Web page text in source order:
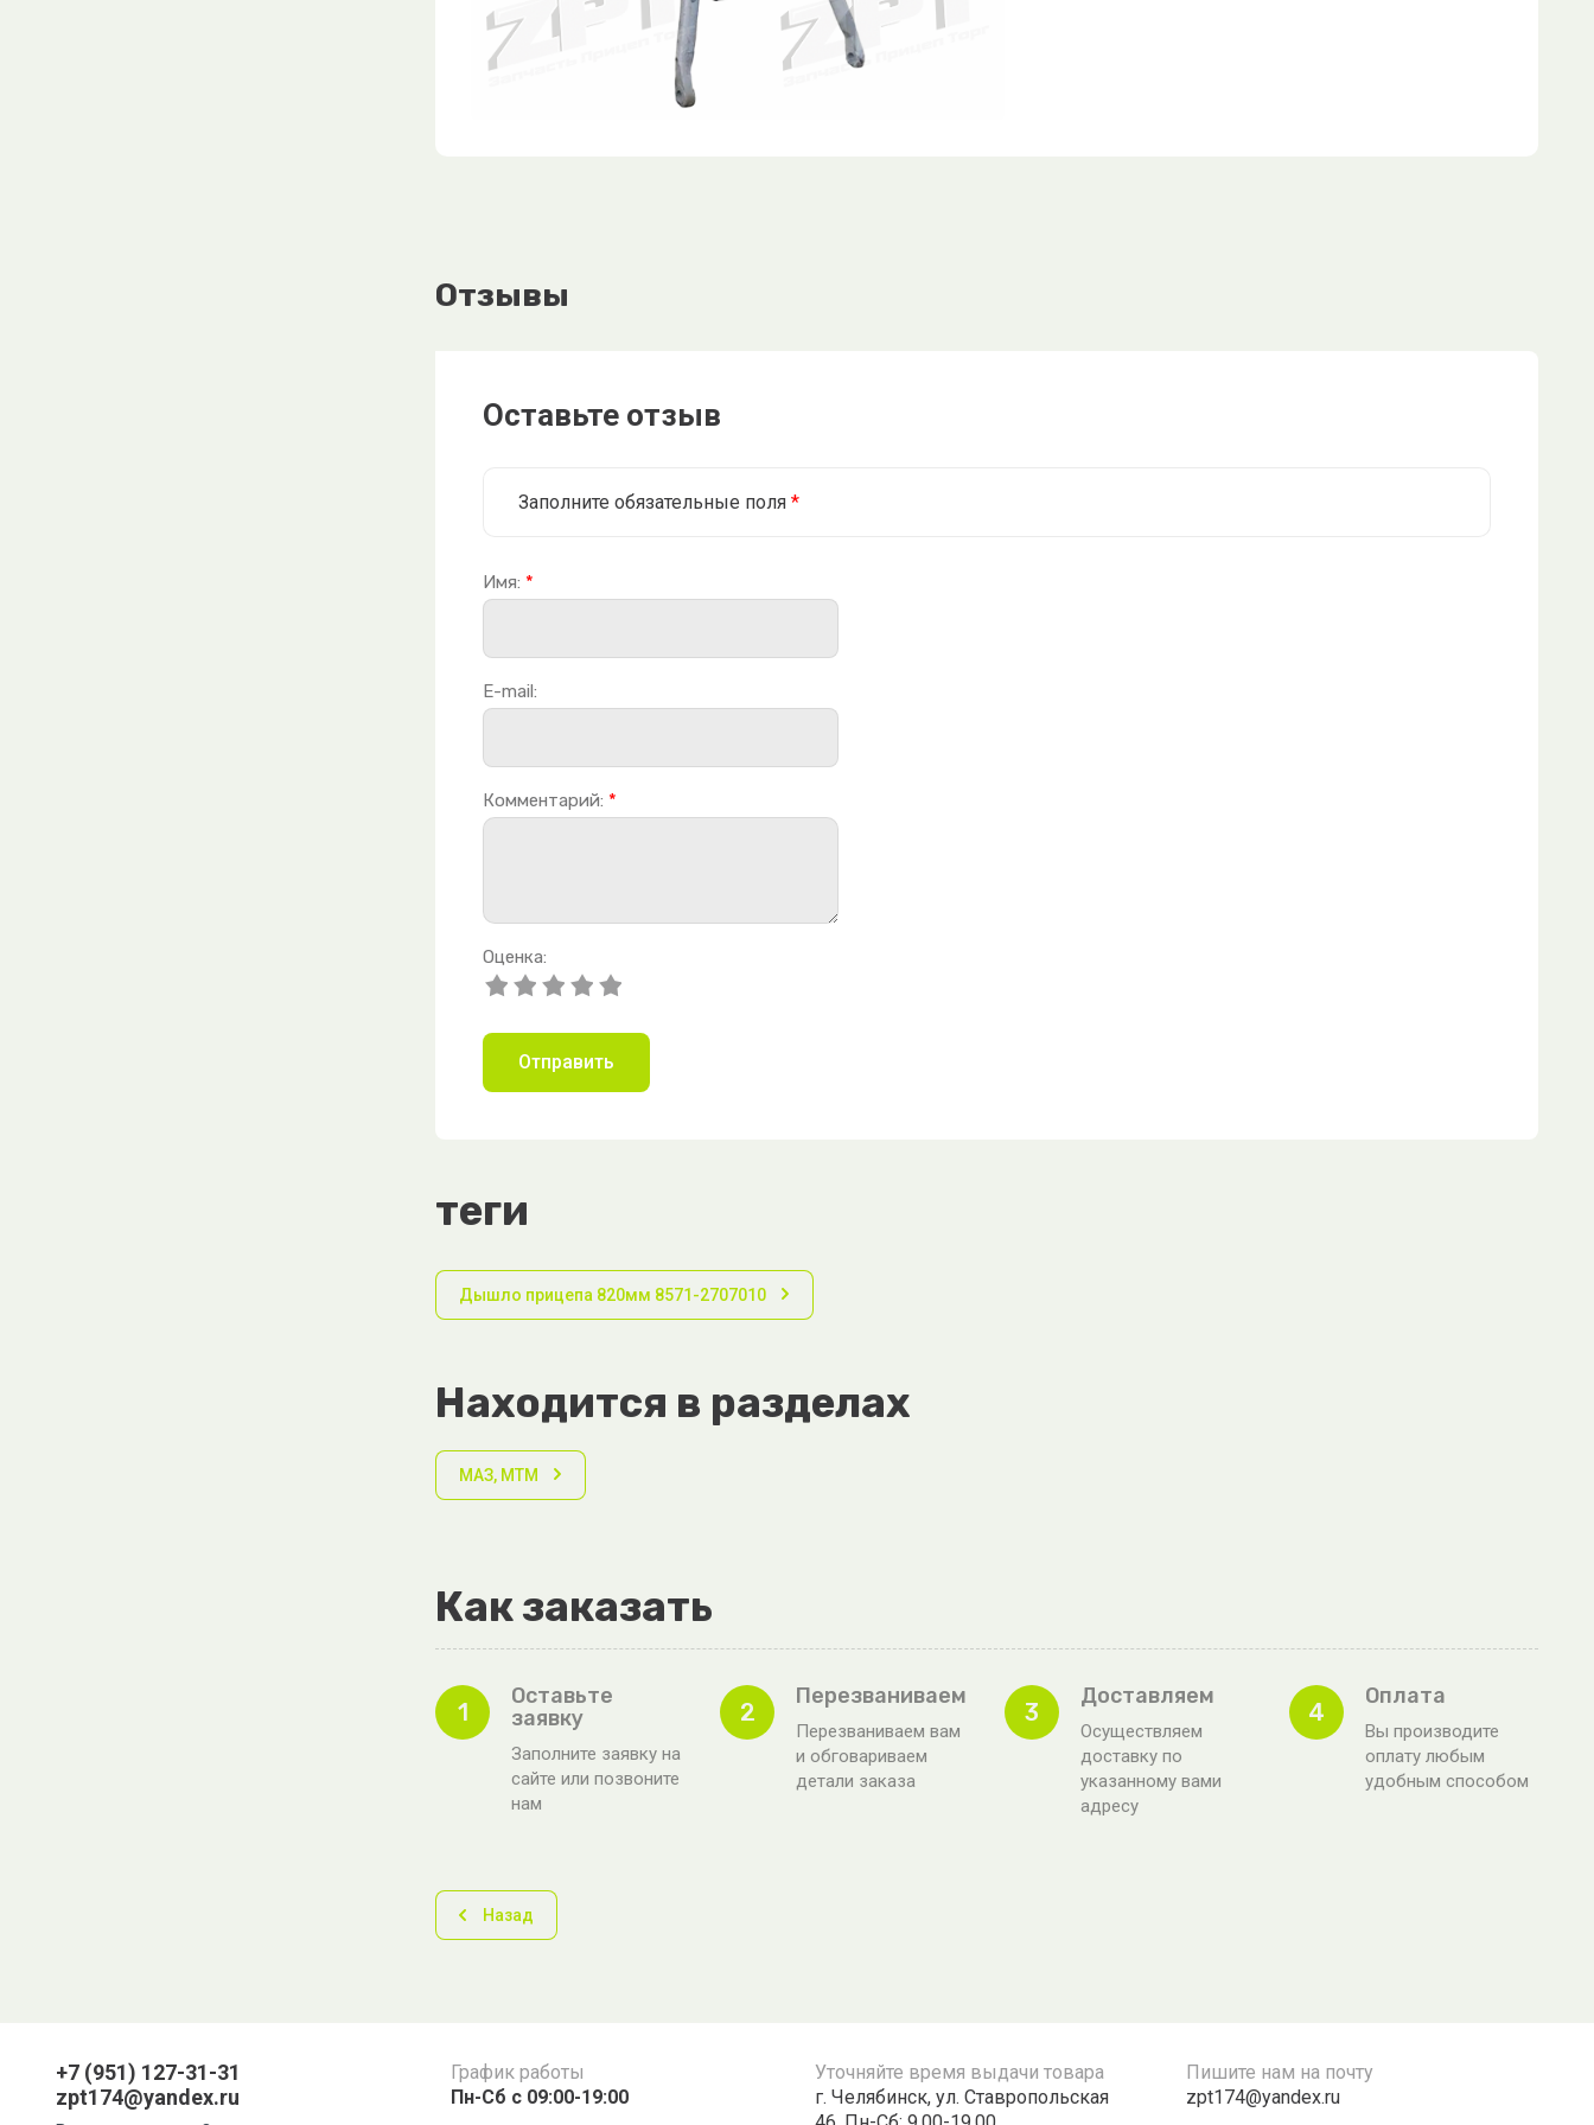
Отзывы
Оставьте отзыв
Заполните обязательные поля *
Имя: *
E-mail:
Комментарий: *
Оценка:
Отправить
теги
Дышло прицепа 820мм 8571-2707010
Находится в разделах
МАЗ, МТМ
Как заказать
1
Оставьте
заявку
Заполните заявку на
сайте или позвоните
нам
2
Перезваниваем
Перезваниваем вам
и обговариваем
детали заказа
3
Доставляем
Осуществляем
доставку по
указанному вами
адресу
4
Оплата
Вы производите
оплату любым
удобным способом
Назад
+7 (951) 127-31-31
zpt174@yandex.ru
График работы
Пн-Сб с 09:00-19:00
Уточняйте время выдачи товара
г. Челябинск, ул. Ставропольская
Пишите нам на почту
zpt174@yandex.ru